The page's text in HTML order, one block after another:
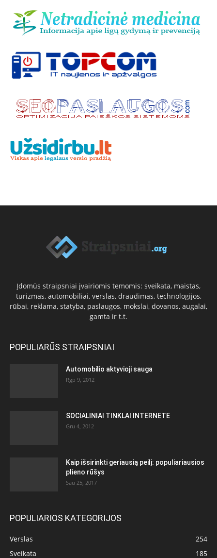
Įdomūs straipsniai įvairiomis temomis: sveikata, maistas,
turizmas, automobiliai, verslas, draudimas, technologijos,
rūbai, reklama, statyba, paslaugos, mokslai, dovanos, augalai,
gamta ir t.t.
POPULIARŪS STRAIPSNIAI
Automobilio aktyvioji sauga
Rgp 9, 2012
SOCIALINIAI TINKLAI INTERNETE
Gru 4, 2012
Kaip išsirinkti geriausią peilį: populiariausios
plieno rūšys
Sau 25, 2017
POPULIARIOS KATEGORIJOS
Verslas
254
Sveikata
185